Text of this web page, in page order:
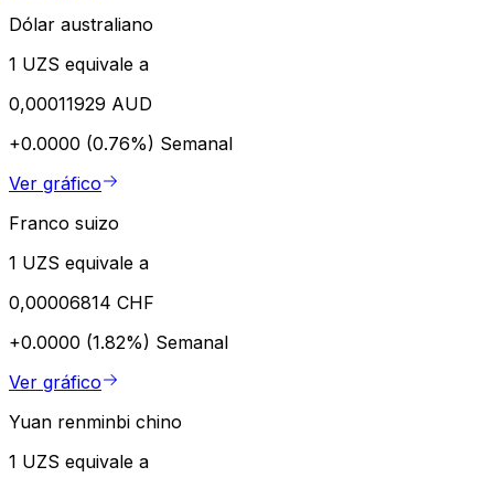
Dólar australiano
1 UZS equivale a
0,00011929 AUD
+0.0000 (0.76%) Semanal
Ver gráfico
Franco suizo
1 UZS equivale a
0,00006814 CHF
+0.0000 (1.82%) Semanal
Ver gráfico
Yuan renminbi chino
1 UZS equivale a